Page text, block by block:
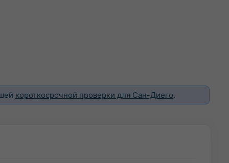
короткосрочной проверки для Сан-Диего.